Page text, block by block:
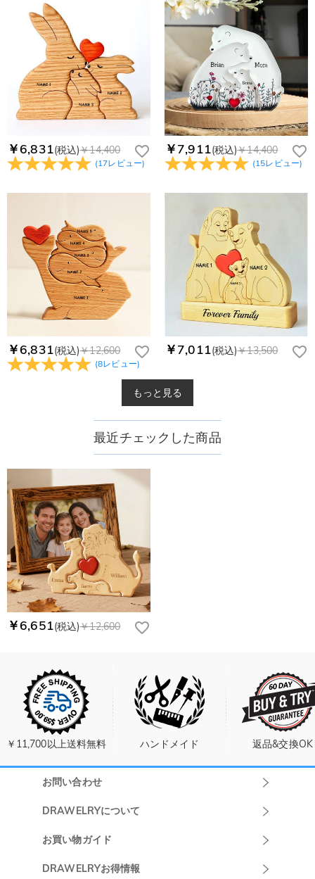
￥6,831(税込)￥14,400
(17レビュー)
￥7,911(税込)￥14,400
(15レビュー)
￥6,831(税込)￥12,600
(8レビュー)
￥7,011(税込)￥13,500
もっと見る
最近チェックした商品
￥6,651(税込)￥12,600
￥11,700以上送料無料 ハンドメイド 返品&交換OK
お問い合わせ
DRAWELRYについて
DRAWELRYについて
お買い物ガイド
発送について
DRAWELRYお得情報